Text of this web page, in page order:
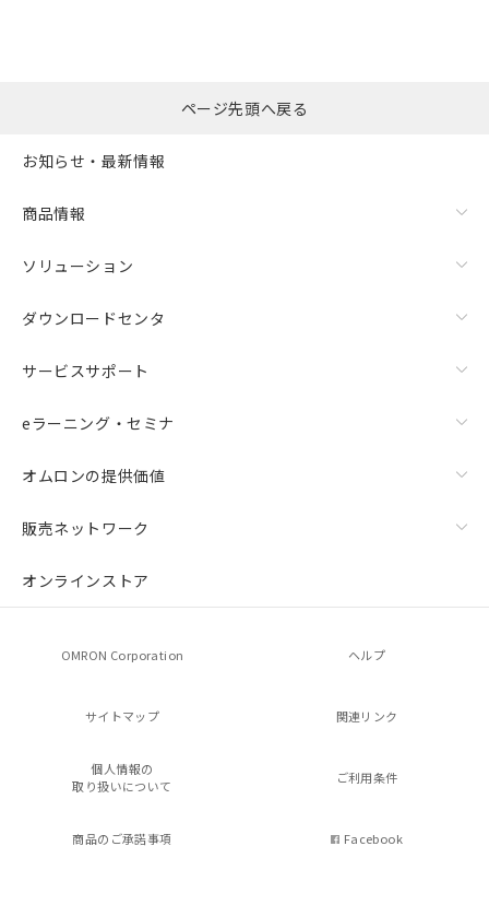
ページ先頭へ戻る
お知らせ・最新情報
商品情報
ソリューション
ダウンロードセンタ
サービスサポート
eラーニング・セミナ
オムロンの提供価値
販売ネットワーク
オンラインストア
OMRON Corporation ヘルプ
サイトマップ 関連リンク
個人情報の
取り扱いについて
ご利用条件
商品のご承諾事項 Facebook